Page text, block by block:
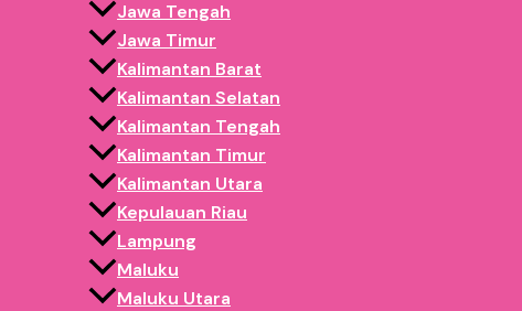
Jawa Tengah
Jawa Timur
Kalimantan Barat
Kalimantan Selatan
Kalimantan Tengah
Kalimantan Timur
Kalimantan Utara
Kepulauan Riau
Lampung
Maluku
Maluku Utara
APA ITU BALON GATE?
Balon gateadalah gerbang balon berukuran besar yang